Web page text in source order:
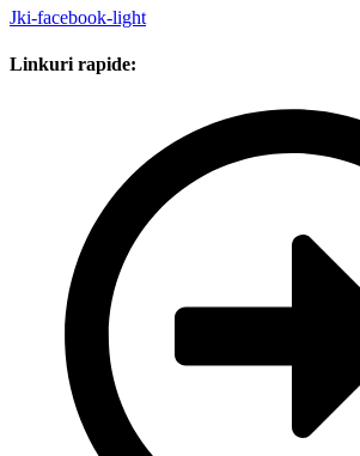
Jki-facebook-light
Linkuri rapide: